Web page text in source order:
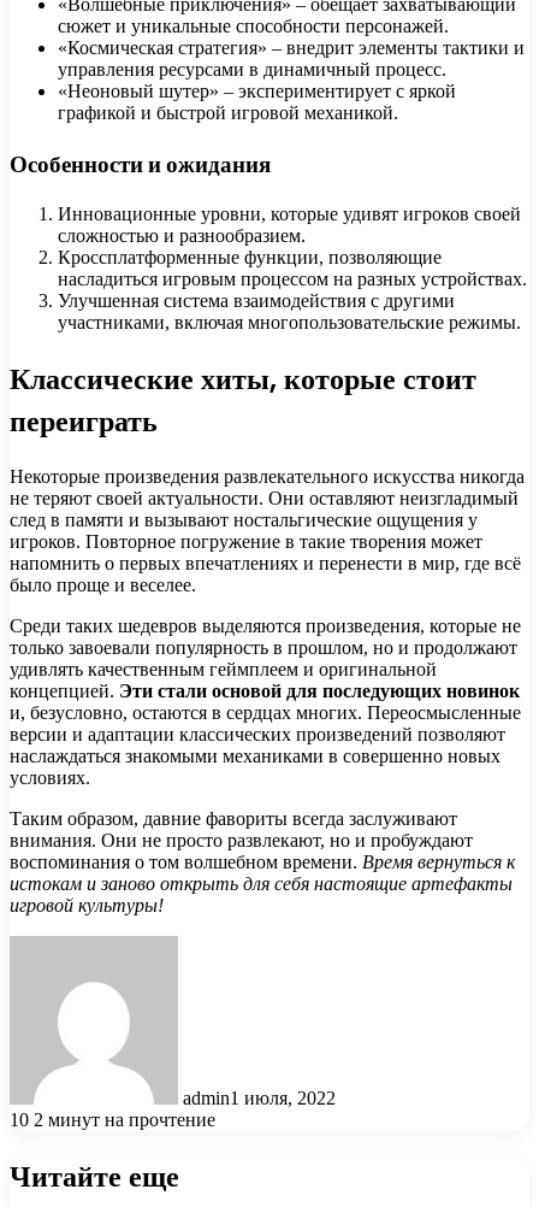
сюжет и уникальные способности персонажей.
«Космическая стратегия» – внедрит элементы тактики и
управления ресурсами в динамичный процесс.
«Неоновый шутер» – экспериментирует с яркой
графикой и быстрой игровой механикой.
Особенности и ожидания
Инновационные уровни, которые удивят игроков своей
сложностью и разнообразием.
Кроссплатформенные функции, позволяющие
насладиться игровым процессом на разных устройствах.
Улучшенная система взаимодействия с другими
участниками, включая многопользовательские режимы.
Классические хиты, которые стоит
переиграть
Некоторые произведения развлекательного искусства никогда
не теряют своей актуальности. Они оставляют неизгладимый
след в памяти и вызывают ностальгические ощущения у
игроков. Повторное погружение в такие творения может
напомнить о первых впечатлениях и перенести в мир, где всё
было проще и веселее.
Среди таких шедевров выделяются произведения, которые не
только завоевали популярность в прошлом, но и продолжают
удивлять качественным геймплеем и оригинальной
концепцией. Эти стали основой для последующих новинок
и, безусловно, остаются в сердцах многих. Переосмысленные
версии и адаптации классических произведений позволяют
наслаждаться знакомыми механиками в совершенно новых
условиях.
Таким образом, давние фавориты всегда заслуживают
внимания. Они не просто развлекают, но и пробуждают
воспоминания о том волшебном времени. Время вернуться к
истокам и заново открыть для себя настоящие артефакты
игровой культуры!
admin1 июля, 2022
10 2 минут на прочтение
Читайте еще